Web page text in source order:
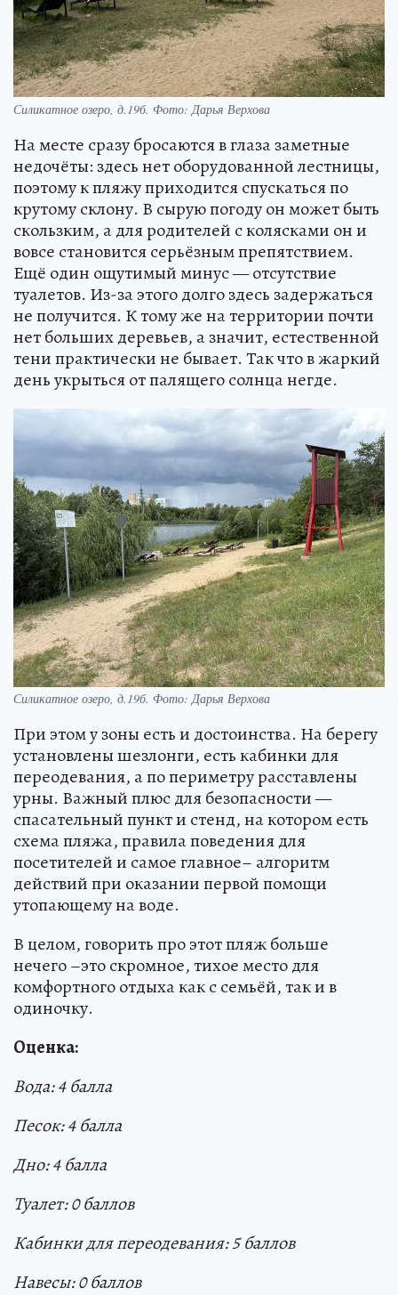
Силикатное озеро, д.19б. Фото: Дарья Верхова
На месте сразу бросаются в глаза заметные
недочёты: здесь нет оборудованной лестницы,
поэтому к пляжу приходится спускаться по
крутому склону. В сырую погоду он может быть
скользким, а для родителей с колясками он и
вовсе становится серьёзным препятствием.
Ещё один ощутимый минус — отсутствие
туалетов. Из-за этого долго здесь задержаться
не получится. К тому же на территории почти
нет больших деревьев, а значит, естественной
тени практически не бывает. Так что в жаркий
день укрыться от палящего солнца негде.
Силикатное озеро, д.19б. Фото: Дарья Верхова
При этом у зоны есть и достоинства. На берегу
установлены шезлонги, есть кабинки для
переодевания, а по периметру расставлены
урны. Важный плюс для безопасности —
спасательный пункт и стенд, на котором есть
схема пляжа, правила поведения для
посетителей и самое главное– алгоритм
действий при оказании первой помощи
утопающему на воде.
В целом, говорить про этот пляж больше
нечего –это скромное, тихое место для
комфортного отдыха как с семьёй, так и в
одиночку.
Оценка:
Вода: 4 балла
Песок: 4 балла
Дно: 4 балла
Туалет:0 баллов
Кабинки для переодевания: 5 баллов
Навесы:0 баллов